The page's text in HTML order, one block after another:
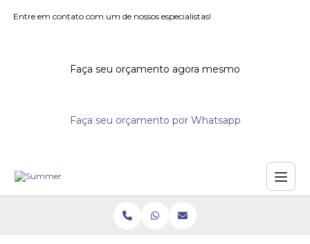
Entre em contato com um de nossos especialistas!
Faça seu orçamento agora mesmo
Faça seu orçamento por Whatsapp